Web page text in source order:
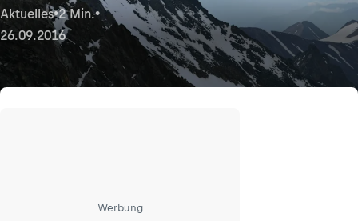
Aktuelles•2 Min.•
26.09.2016
Werbung